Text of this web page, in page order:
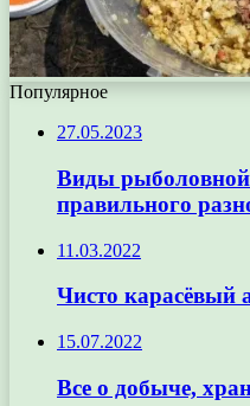
Популярное
27.05.2023
Виды рыболовной
правильного
11.03.2022
Чисто карасёвый
15.07.2022
Все о добыче,